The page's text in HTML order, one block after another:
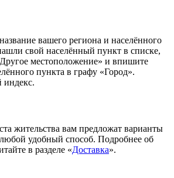
вашего региона и населённого
свой населённый пункт в списке,
местоположение» и впишите
пункта в графу «Город».
индекс.
жительства вам предложат варианты
удобный способ. Подробнее об
в разделе «Доставка».